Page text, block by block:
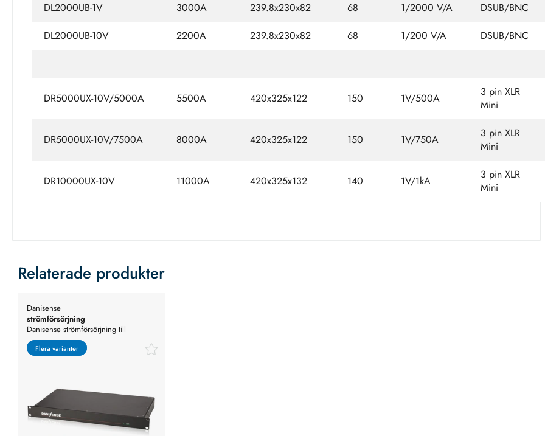
DL2000UB-1V
3000A 239.8x230x82 68 1/2000 V/A
DSUB/BNC
DL2000UB-10V
2200A 239.8x230x82 68 1/200 V/A DSUB/BNC
DR5000UX-10V/5000A 5500A 420x325x122 150 1V/500A
3 pin XLR
Mini
DR5000UX-10V/7500A 8000A 420x325x122 150 1V/750A
3 pin XLR
Mini
DR10000UX-10V 11000A 420x325x132 140 1V/1kA
3 pin XLR
Mini
Relaterade produkter
Flera varianter
Flera varianter
Danisense
strömförsörjning
Danisense strömförsörjning till
strömsensorer